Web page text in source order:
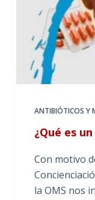
ANTIBIÓTICOS Y
¿Qué es
Con motivo
la OMS nos